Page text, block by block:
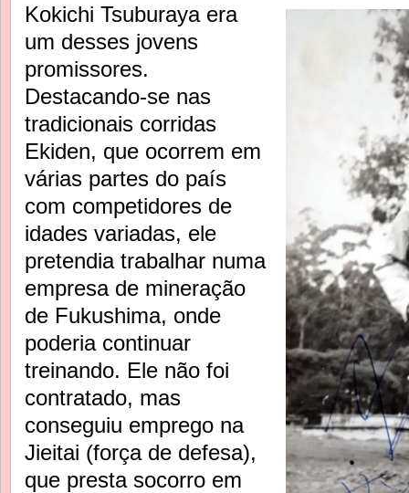
Kokichi Tsuburaya era
um desses jovens
promissores.
Destacando-se nas
tradicionais corridas
Ekiden, que ocorrem em
várias partes do país
com competidores de
idades variadas, ele
pretendia trabalhar numa
empresa de mineração
de Fukushima, onde
poderia continuar
treinando. Ele não foi
contratado, mas
conseguiu emprego na
Jieitai (força de defesa),
que presta socorro em